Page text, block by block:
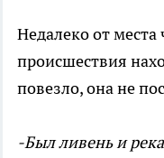
Недалеко от
происшествия
повезло, она не
-Был ливень и